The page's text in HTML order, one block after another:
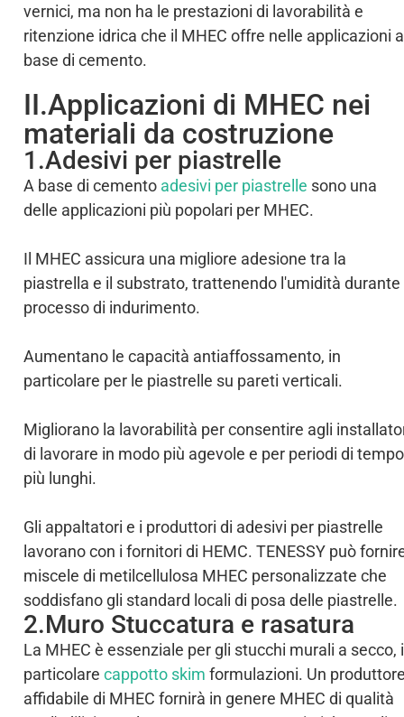
vernici, ma non ha le prestazioni di lavorabilità e
ritenzione idrica che il MHEC offre nelle applicazioni a
base di cemento.
II.Applicazioni di MHEC nei
materiali da costruzione
1.Adesivi per piastrelle
A base di cemento adesivi per piastrelle sono una
delle applicazioni più popolari per MHEC.
Il MHEC assicura una migliore adesione tra la
piastrella e il substrato, trattenendo l'umidità durante
processo di indurimento.
Aumentano le capacità antiaffossamento, in
particolare per le piastrelle su pareti verticali.
Migliorano la lavorabilità per consentire agli
di lavorare in modo più agevole e per periodi di tempo
più lunghi.
Gli appaltatori e i produttori di adesivi per piastrelle
lavorano con i fornitori di HEMC. TENESSY può
miscele di metilcellulosa MHEC personalizzate che
soddisfano gli standard locali di posa delle piastrelle.
2.Muro Stuccatura e rasatura
La MHEC è essenziale per gli stucchi murali a secco,
particolare cappotto skim formulazioni. Un
affidabile di MHEC fornirà in genere MHEC di qualità